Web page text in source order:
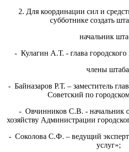
2. Для координации сил и
субботнике создать
начальник
- Кулагин А.Т. - глава
члены
- Байназаров Р.Т. – заместитель
Советский по
- Овчинников С.В. - начальник
хозяйству Администрации
- Соколова С.Ф. – ведущий
услуг»;